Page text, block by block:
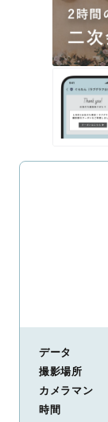
データ
撮影場所
カメラマン
時間